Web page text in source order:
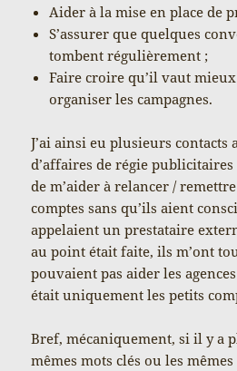
Aider à la mise en place de
S’assurer que quelques
tombent régulièrement ;
Faire croire qu’il vaut
organiser les campagnes.
J’ai ainsi eu plusieurs contacts
d’affaires de régie
de m’aider à relancer /
comptes sans qu’ils aient
appelaient un prestataire
au point était faite, ils m’ont
pouvaient pas aider les
était uniquement les petits
Bref, mécaniquement, si il y a
mêmes mots clés ou les